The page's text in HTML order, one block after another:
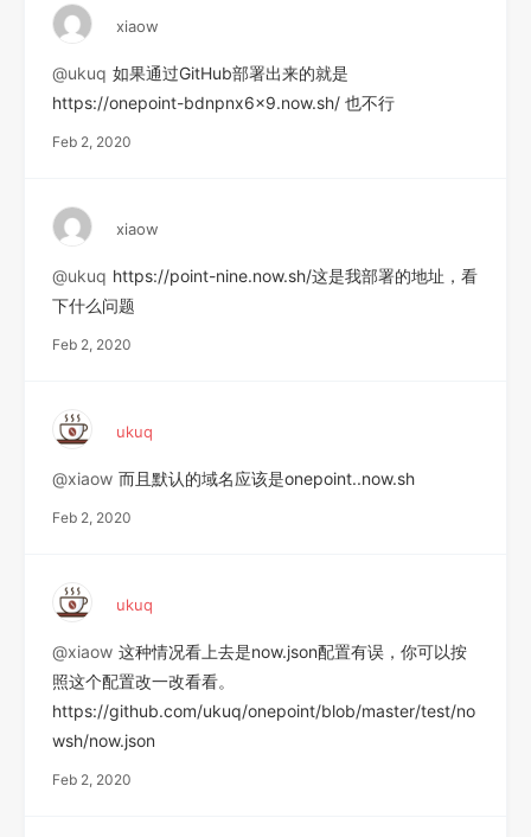
xiaow
@ukuq 如果通过GitHub部署出来的就是
https://onepoint-bdnpnx6x9.now.sh/ 也不行
Feb 2, 2020
xiaow
@ukuq https://point-nine.now.sh/这是我部署的地址，看
下什么问题
Feb 2, 2020
ukuq
@xiaow 而且默认的域名应该是onepoint..now.sh
Feb 2, 2020
ukuq
@xiaow 这种情况看上去是now.json配置有误，你可以按
照这个配置改一改看看。
https://github.com/ukuq/onepoint/blob/master/test/no
wsh/now.json
Feb 2, 2020